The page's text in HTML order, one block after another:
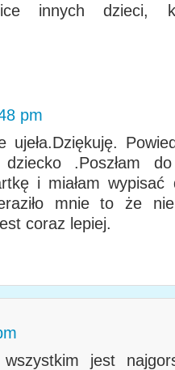
innych dzieci,
pm
.Poszłam
i miałam wypisać
mnie to że
coraz lepiej.
jest